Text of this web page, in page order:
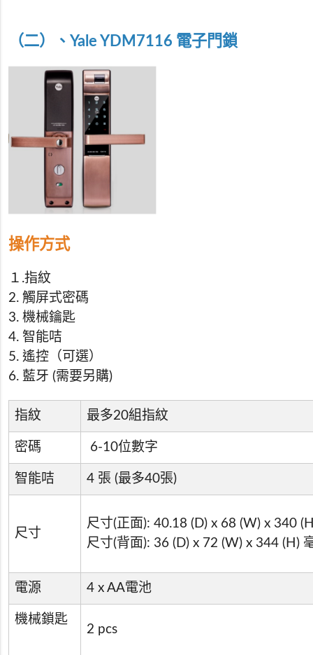
（二）、Yale YDM7116 電子門鎖
操作方式
１.指紋
2. 觸屏式密碼
3. 機械鑰匙
4. 智能咭
5. 遙控（可選）
6. 藍牙 (需要另購)
指紋 最多20組指紋
密碼 6-10位數字
智能咭 4 張 (最多40張)
尺寸
尺寸(正面): 40.18 (D) x 68 (W) x 340
尺寸(背面): 36 (D) x 72 (W) x 344 (H)
電源 4 x AA電池
機械鎖匙
2 pcs